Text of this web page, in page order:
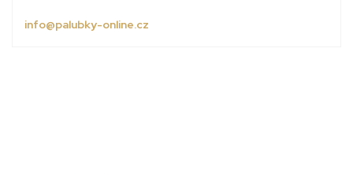
info@palubky-online.cz